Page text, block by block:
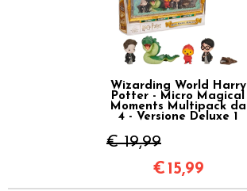
Wizarding World Harry
Potter - Micro Magical
Moments Multipack da
4 - Versione Deluxe 1
€ 19,99
€ 15,99